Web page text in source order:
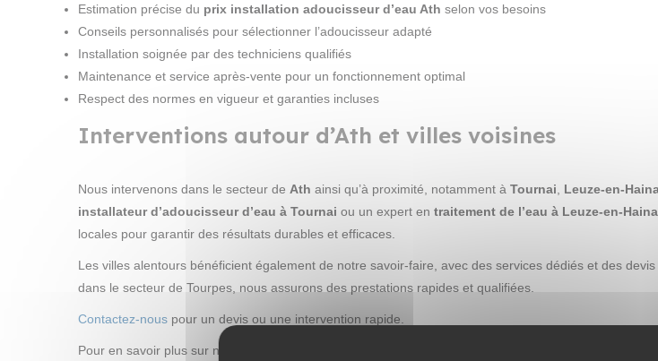
Estimation précise du prix installation adoucisseur d’eau Ath selon vos besoins
Conseils personnalisés pour sélectionner l’adoucisseur adapté
Installation soignée par des techniciens qualifiés
Maintenance et service après-vente pour un fonctionnement optimal
Respect des normes en vigueur et garanties incluses
Interventions autour d’Ath et villes voisines
Nous intervenons dans le secteur de Ath ainsi qu’à proximité, notamment à Tournai Leuze-en-
installateur d’adoucisseur d’eau à Tournai ou un expert en traitement de l’eau à Leuze-en-
locales pour garantir des résultats durables et efficaces.
Les villes alentours bénéficient également de notre savoir-faire, avec des services dédiés et des
dans le secteur de Tourpes, nous assurons des prestations rapides et qualifiées.
Contactez-nous pour un devis ou une intervention rapide.
Pour en savoir plus sur nos solutions, découvrez aussi notre